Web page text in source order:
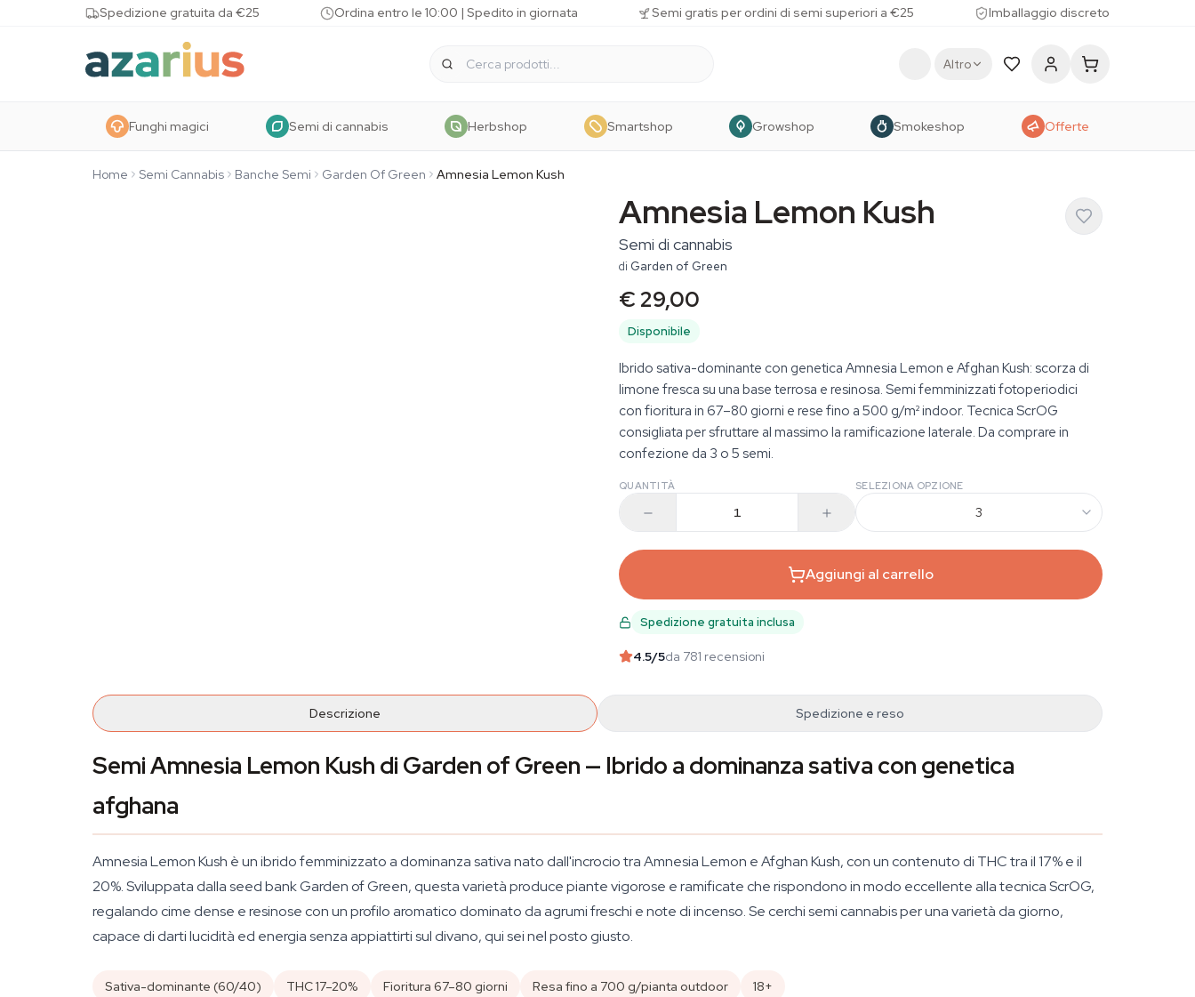
Skip to contentSpedizione gratuita da €25 Ordina entro le 10:00 | Spedito in giornata Semi gratis per ordini di semi superiori a €25 Imballaggio discreto
Altro
Funghi magici Semi di cannabis Herbshop Smartshop Growshop Smokeshop Offerte
Home Semi Cannabis Banche Semi Garden Of Green Amnesia Lemon Kush
Amnesia Lemon Kush
Semi di cannabis
di Garden of Green
€ 29,00
Disponibile
Ibrido sativa-dominante con genetica Amnesia Lemon e Afghan Kush: scorza di
limone fresca su una base terrosa e resinosa. Semi femminizzati fotoperiodici
con fioritura in 67–80 giorni e rese fino a 500 g/m² indoor. Tecnica ScrOG
consigliata per sfruttare al massimo la ramificazione laterale. Da comprare in
confezione da 3 o 5 semi.
QUANTITÀ SELEZIONA OPZIONE
3
Aggiungi al carrello
Spedizione gratuita inclusa
4.5/5da 781 recensioni
Descrizione Spedizione e reso
Semi Amnesia Lemon Kush di Garden of Green — Ibrido a dominanza sativa con genetica
afghana
Amnesia Lemon Kush è un ibrido femminizzato a dominanza sativa nato dall'incrocio tra Amnesia Lemon e Afghan Kush, con un contenuto di THC tra il 17% e il
20%. Sviluppata dalla seed bank Garden of Green, questa varietà produce piante vigorose e ramificate che rispondono in modo eccellente alla tecnica ScrOG,
regalando cime dense e resinose con un profilo aromatico dominato da agrumi freschi e note di incenso. Se cerchi semi cannabis per una varietà da giorno,
capace di darti lucidità ed energia senza appiattirti sul divano, qui sei nel posto giusto.
Sativa-dominante (60/40) THC 17–20% Fioritura 67–80 giorni Resa fino a 700 g/pianta outdoor 18+